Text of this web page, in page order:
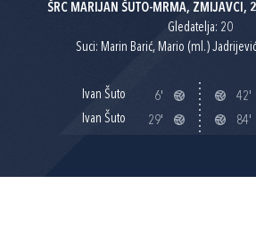
ŠRC MARIJAN ŠUTO-MRMA,
Gledatelja: 20
Suci: Marin Barić, Mario (ml.)
Ivan Šuto
6'
Ivan Šuto
29'
42'
84'